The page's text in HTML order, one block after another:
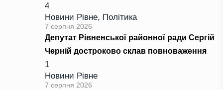
4
Новини Рівне, Політика
7 серпня 2026
Депутат Рівненської районної ради Сергій
Черній достроково склав повноваження
1
Новини Рівне
7 серпня 2026